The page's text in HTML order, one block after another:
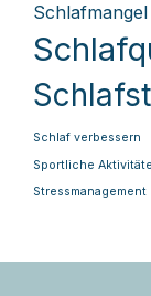
Schlafmangel
Schlaf verbessern
Sportliche
Stressmanagement